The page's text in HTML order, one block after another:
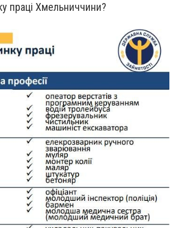
праці Хмельниччини?